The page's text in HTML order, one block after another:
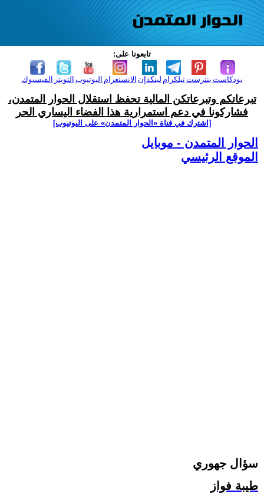
تابعونا على:
الفيسبوك التويتر اليوتيوب الانستغرام لينكدإن تيلكرامبنترست بودكاست
تبرعاتكم وتبرعاتكن المالية تحفظ استقلال الحوار المتمدن،
فشاركونا في دعم استمرارية هذا الفضاء اليساري الحر
[اشترك في قناة ‫«الحوار المتمدن» على اليوتيوب]
الحوار المتمدن - موبايل
الموقع الرئيسي
سؤال جهوري
طيبة فواز